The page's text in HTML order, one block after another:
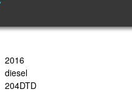
2016
diesel
204DTD